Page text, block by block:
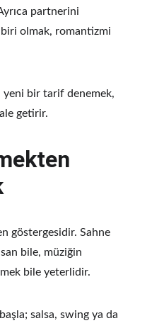
partnerini
olmak, romantizmi
yeni bir tarif denemek,
getirir.
göstergesidir. Sahne
bile, müziğin
bile yeterlidir.
salsa, swing ya da